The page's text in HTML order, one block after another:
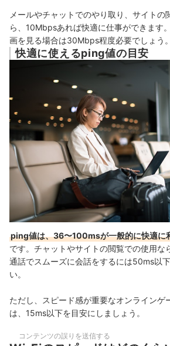
メールやチャットでのやり取り、サイトの
ら、10Mbpsあれば快適に仕事ができます
画を見る場合は30Mbps程度必要でしょう。
快適に使えるping値の目安
ping値は、36〜100msが一般的に快適に
です。チャットやサイトの閲覧での使用な
通話でスムーズに会話をするには50ms以
い。
ただし、スピード感が重要なオンラインゲ
は、15ms以下を目安にしましょう。
コンテンツの誤りを送信する